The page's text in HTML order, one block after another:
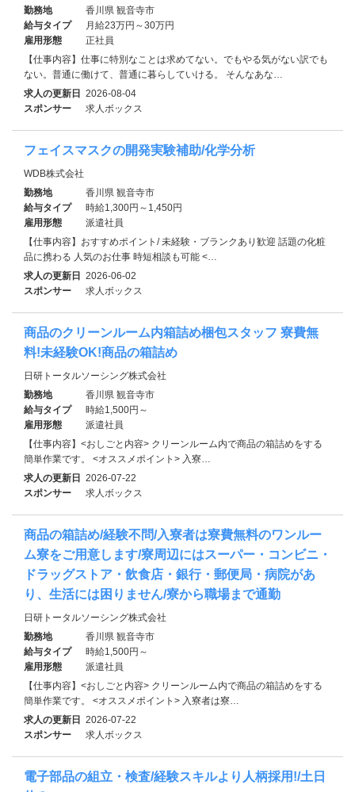
勤務地
香川県 観音寺市
給与タイプ
月給23万円～30万円
雇用形態
正社員
【仕事内容】仕事に特別なことは求めてない。でもやる気がない訳でも
ない。普通に働けて、普通に暮らしていける。 そんなあな…
求人の更新日 2026-08-04
スポンサー
求人ボックス
フェイスマスクの開発実験補助/化学分析
WDB株式会社
勤務地
香川県 観音寺市
給与タイプ
時給1,300円～1,450円
雇用形態
派遣社員
【仕事内容】おすすめポイント/ 未経験・ブランクあり歓迎 話題の化粧
品に携わる 人気のお仕事 時短相談も可能 <…
求人の更新日 2026-06-02
スポンサー
求人ボックス
商品のクリーンルーム内箱詰め梱包スタッフ 寮費無
料!未経験OK!商品の箱詰め
日研トータルソーシング株式会社
勤務地
香川県 観音寺市
給与タイプ
時給1,500円～
雇用形態
派遣社員
【仕事内容】<おしごと内容> クリーンルーム内で商品の箱詰めをする
簡単作業です。 <オススメポイント> 入寮…
求人の更新日 2026-07-22
スポンサー
求人ボックス
商品の箱詰め/経験不問/入寮者は寮費無料のワンルー
ム寮をご用意します/寮周辺にはスーパー・コンビニ・
ドラッグストア・飲食店・銀行・郵便局・病院があ
り、生活には困りません/寮から職場まで通勤
日研トータルソーシング株式会社
勤務地
香川県 観音寺市
給与タイプ
時給1,500円～
雇用形態
派遣社員
【仕事内容】<おしごと内容> クリーンルーム内で商品の箱詰めをする
簡単作業です。 <オススメポイント> 入寮者は寮…
求人の更新日 2026-07-22
スポンサー
求人ボックス
電子部品の組立・検査/経験スキルより人柄採用!/土日